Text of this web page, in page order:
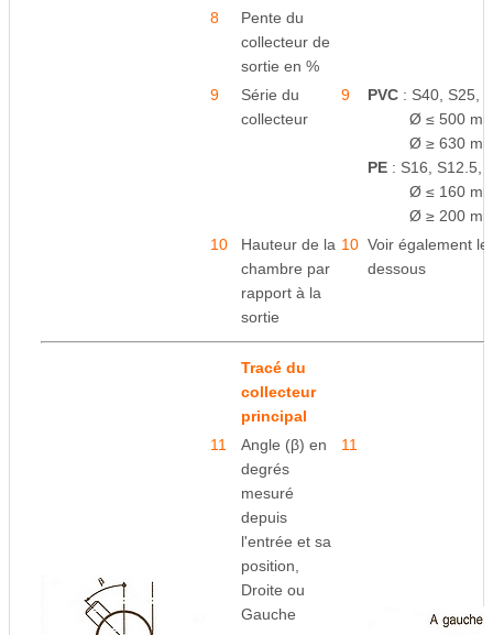
8
Pente du
collecteur de
sortie en %
9
Série du
collecteur
9 PVC : S40, S25,
Ø ≤ 500
Ø ≥ 630
PE : S16, S12.5,
Ø ≤ 160
Ø ≥ 200
10
Hauteur de la
chambre par
rapport à la
sortie
10 Voir également
dessous
Tracé du
collecteur
principal
11
Angle (β) en
degrés
mesuré
depuis
l'entrée et sa
position,
Droite ou
Gauche
11